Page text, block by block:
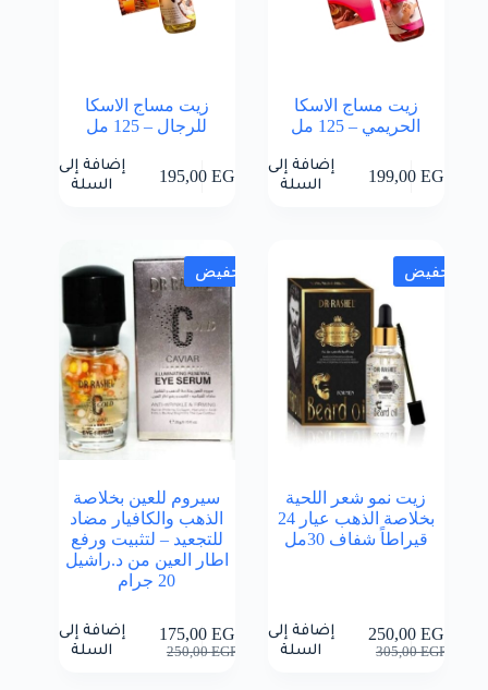
زيت مساج الاسكا
الحريمي – 125 مل
199,00 EGP
إضافة إلى
السلة
زيت مساج الاسكا
للرجال – 125 مل
195,00 EGP
إضافة إلى
السلة
تخفيض
زيت نمو شعر اللحية
بخلاصة الذهب عيار 24
قيراطاً شفاف 30مل
305,00EGP السعر
250,00 EGP
السعر
إضافة إلى
السلة
تخفيض
سيروم للعين بخلاصة
الذهب والكافيار مضاد
للتجعيد – لتثبيت ورفع
اطار العين من د.راشيل
20 جرام
250,00EGP السعر
175,00 EGP
السعر
إضافة إلى
السلة